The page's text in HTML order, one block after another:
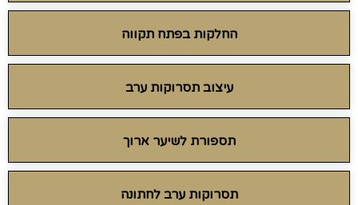
החלקות בפתח תקווה
עיצוב תסרוקות ערב
תספורת לשיער ארוך
תסרוקות ערב לחתונה